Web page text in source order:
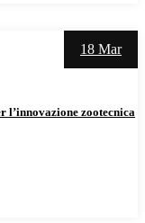
18 Mar
l’innovazione zootecnica